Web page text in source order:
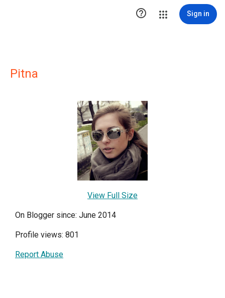
 Sign in
Pitna
View Full Size
On Blogger since: June 2014
Profile views: 801
Report Abuse